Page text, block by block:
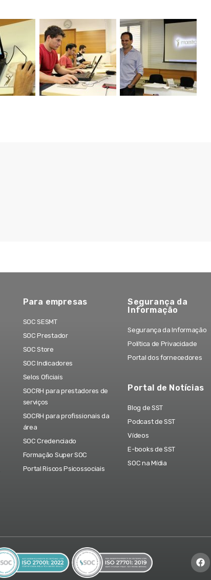
Para empresas
SOC SESMT
SOC Prestador
SOC Store
SOC Indicadores
Selos Oficiais
SOCRH para prestadores de
serviços
SOCRH para profissionais da
área
SOC Credenciado
Formação Super SOC
Portal Riscos Psicossociais
Segurança da
Informação
Segurança da Informação
Política de Privacidade
Portal dos fornecedores
Portal de Notícias
Blog de SST
Podcast de SST
Vídeos
E-books de SST
SOC na Mídia